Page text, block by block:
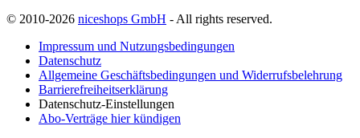
© 2010-2026 niceshops GmbH - All rights reserved.
Impressum und Nutzungsbedingungen
Datenschutz
Allgemeine Geschäftsbedingungen und Widerrufsbelehrung
Barrierefreiheitserklärung
Datenschutz-Einstellungen
Abo-Verträge hier kündigen